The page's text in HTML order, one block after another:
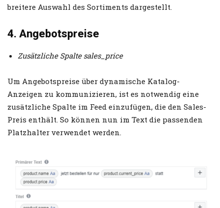
breitere Auswahl des Sortiments dargestellt.
4. Angebotspreise
Zusätzliche Spalte sales_price
Um Angebotspreise über dynamische Katalog-
Anzeigen zu kommunizieren, ist es notwendig eine
zusätzliche Spalte im Feed einzufügen, die den Sales-
Preis enthält. So können nun im Text die passenden
Platzhalter verwendet werden.